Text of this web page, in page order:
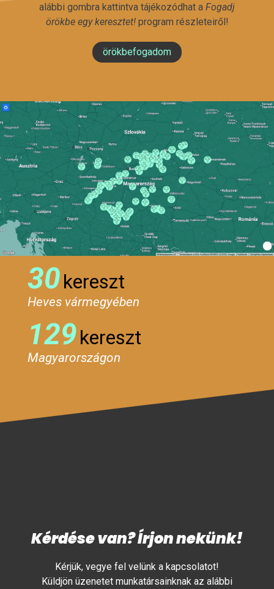
alábbi gombra kattintva tájékozódhat a Fogadj
örökbe egy keresztet!program részleteiről!
örökbefogadom
30kereszt
Heves vármegyében
129kereszt
Magyarországon
Kérdése van? Írjon nekünk!
Kérjük, vegye fel velünk a kapcsolatot!
Küldjön üzenetet munkatársainknak az alábbi